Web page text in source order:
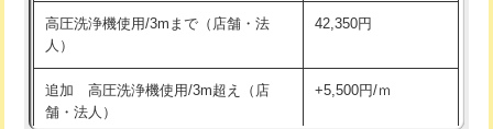
給水管工事※（土の掘削・埋め戻し作
業)
11,000円
給水管工事※（塩ビ管（VP・HI）使
用/3ｍまで)
33,000円
高圧洗浄機使用/3mまで（店舗・法
人）
42,350円
追加 高圧洗浄機使用/3m超え（店
舗・法人）
+5,500円/ｍ